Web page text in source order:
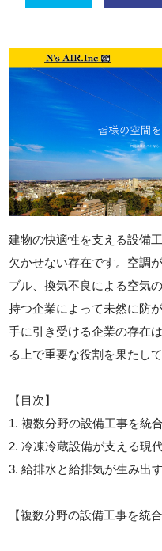
建物の快適性を支える設備
欠かせない存在です。空調
ブル、換気不良による空気
持つ企業によって未然に防
手に引き受ける企業の存在
る上で重要な役割を果たし
【目次】
1. 複数分野の設備工事を統
2. 冷凍冷蔵設備が支える現
3. 給排水と給排気が生み出
【複数分野の設備工事を統